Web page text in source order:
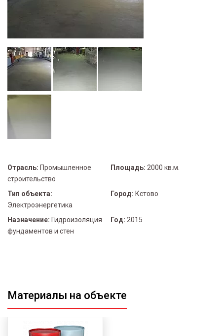
Отрасль: Промышленное
строительство
Площадь: 2000 кв.м.
Тип объекта:
Электроэнергетика
Город: Кстово
Назначение: Гидроизоляция
фундаментов и стен
Год: 2015
Материалы на объекте